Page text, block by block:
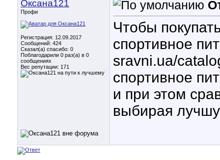
Оксана121
Профи
Регистрация: 12.09.2017
Сообщений: 424
Сказал(а) спасибо: 0
Поблагодарили 0 раз(а) в 0
сообщениях
Вес репутации: 171
Чтобы
спортивное
sravni.ua/
спортивное
и при этом
выбирая